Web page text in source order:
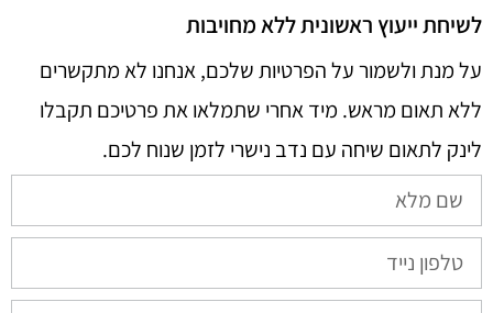
לשיחת ייעוץ ראשונית ללא מחויבות
על מנת ולשמור על הפרטיות שלכם, אנחנו לא מתקשרים
ללא תאום מראש. מיד אחרי שתמלאו את פרטיכם תקבלו
לינק לתאום שיחה עם נדב נישרי לזמן שנוח לכם.​